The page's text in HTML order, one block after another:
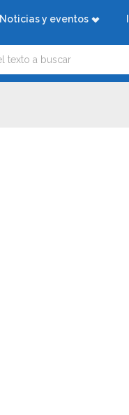
Noticias y eventos